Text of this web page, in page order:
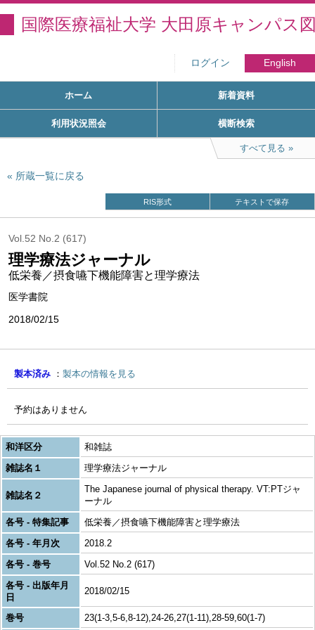
国際医療福祉大学 大田原キャンパス
ログイン English
ホーム 新着資料
利用状況照会 横断検索
すべて見る
所蔵一覧に戻る
RIS形式 テキストで保存
Vol.52 No.2 (617)
理学療法ジャーナル
低栄養／摂食嚥下機能障害と理学療法
医学書院
2018/02/15
製本済み 製本の情報を見る
予約はありません
和洋区分
和雑誌
雑誌名１
理学療法ジャーナル
雑誌名２
The Japanese journal of physical therapy. VT:PTジャ
ーナル
各号 - 特集記事
低栄養／摂食嚥下機能障害と理学療法
各号 - 年月次
2018.2
各号 - 巻号
Vol.52 No.2 (617)
各号 - 出版年月
日
2018/02/15
巻号 23(1-3,5-6,8-12),24-26,27(1-11),28-59,60(1-7)